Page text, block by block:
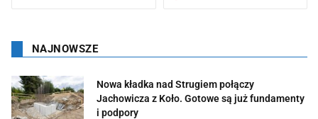
NAJNOWSZE
Nowa kładka nad Strugiem połączy
Jachowicza z Koło. Gotowe są już fundamenty
i podpory